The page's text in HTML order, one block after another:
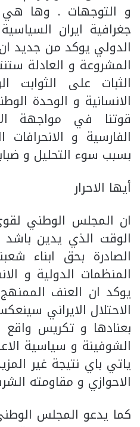
و التوجهات . وها هي
جغرافية ايران
الدولي يوكد من جديد ان
المشروعة و العادلة
الثبات على الثوابت
الانسانية و الوحدة
قوتنا في مواجهة
الفارسية و
بسبب سوء التحليل و
أيها الاحرار
ان المجلس الوطني
الوقت الذي يدين باشد
الصادرة بحق ابناء
المنظمات الدولية و
يوكد ان العنف
الاحتلال الايراني
بعنادها و تكريس واقع
الشوفينة و سياسية
ياتي باي نتيجة غير
الاحوازي و مقاومته
كما يدعو المجلس